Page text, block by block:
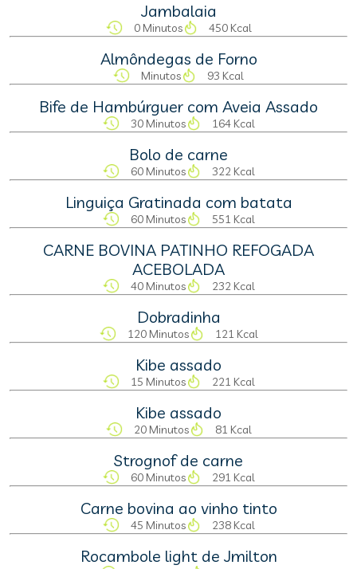
Jambalaia
0 Minutos 450 Kcal
Almôndegas de Forno
Minutos 93 Kcal
Bife de Hambúrguer com Aveia Assado
30 Minutos 164 Kcal
Bolo de carne
60 Minutos 322 Kcal
Linguiça Gratinada com batata
60 Minutos 551 Kcal
CARNE BOVINA PATINHO REFOGADA
ACEBOLADA
40 Minutos 232 Kcal
Dobradinha
120 Minutos 121 Kcal
Kibe assado
15 Minutos 221 Kcal
Kibe assado
20 Minutos 81 Kcal
Strognof de carne
60 Minutos 291 Kcal
Carne bovina ao vinho tinto
45 Minutos 238 Kcal
Rocambole light de Jmilton